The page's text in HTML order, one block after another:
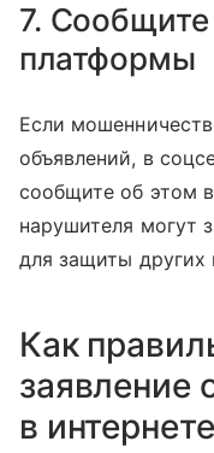
7.
платформы
Если
объявлений, в
сообщите об этом
нарушителя могут
для защиты других
Как
заявление
в интернете